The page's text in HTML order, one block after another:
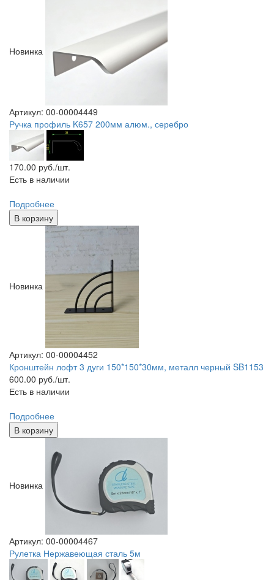
Новинка
Артикул: 00-00004449
Ручка профиль K657 200мм алюм., серебро
170.00 руб./шт.
Есть в наличии
Подробнее
В корзину
Новинка
Артикул: 00-00004452
Кронштейн лофт 3 дуги 150*150*30мм, металл черный SB1153
600.00 руб./шт.
Есть в наличии
Подробнее
В корзину
Новинка
Артикул: 00-00004467
Рулетка Нержавеющая сталь 5м